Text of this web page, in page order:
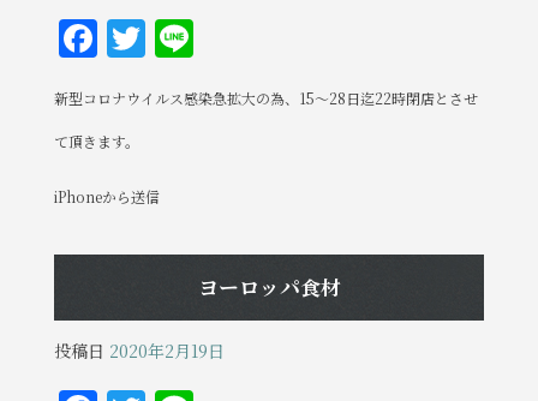
F
a
c
e
b
o
k
T
w
it
r
Li
e
新型コロナウイルス感染急拡大の為、15〜28日迄22時閉店とさせ
て頂きます。
iPhoneから送信
ヨーロッパ食材
投稿日 2020年2月19日